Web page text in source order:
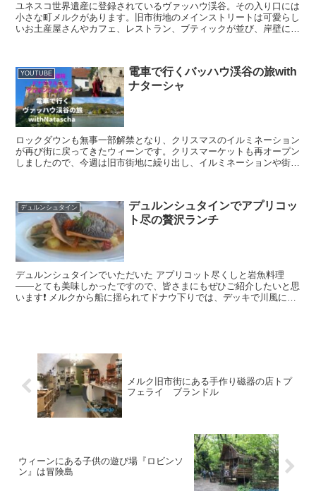
ユネスコ世界遺産に登録されているヴァッハウ渓谷。その入り口には
小さな町メルクがあります。旧市街地のメインストリートは可愛らし
いお土産屋さんやカフェ、レストラン、ブティックが並び、岸壁には
YOUTUBE
電車で行くバッハウ渓谷の旅with
ナターシャ
ロックダウンも無事一部解禁となり、クリスマスのイルミネーション
が再び街に戻ってきたウィーンです。クリスマーケットも再オープン
しましたので、今週は旧市街地に繰り出し、イルミネーションや街の
デュルンシュタイン
デュルンシュタインでアプリコッ
ト尽の贅沢ランチ
デュルンシュタインでいただいた アプリコット尽くしと岩魚料理
――とても美味しかったですので、皆さまにもぜひご紹介したいと思
います❗️ メルクから船に揺られてドナウ下りでは、デッキで川風に吹
メルク旧市街にある手作り磁器の店トプ
フェライ ブランドル
ウィーンにある子供の遊び場『ロビンソ
ン』は冒険島